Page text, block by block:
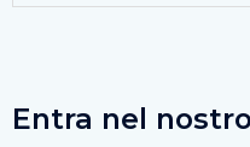
Entra nel